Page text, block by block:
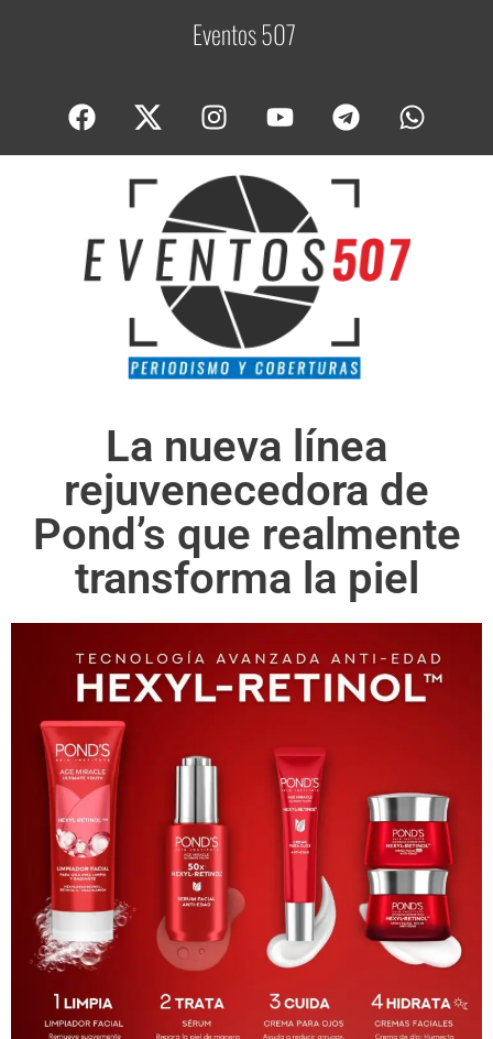
Eventos 507C
La nueva línea
rejuvenecedora de
Pond’s que realmente
transforma la piel